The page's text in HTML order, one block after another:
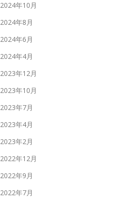
2024年10月
2024年8月
2024年6月
2024年4月
2023年12月
2023年10月
2023年7月
2023年4月
2023年2月
2022年12月
2022年9月
2022年7月